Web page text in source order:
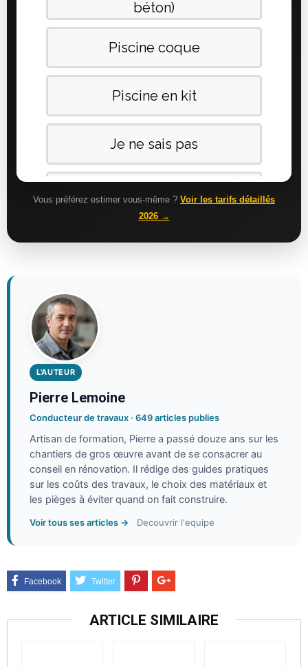
Vous préférez estimer vous-même ? Voir les tarifs détaillés
2026 →
L'AUTEUR
Pierre Lemoine
Conducteur de travaux · 649 articles publies
Artisan de formation, Pierre a passé douze ans sur les
chantiers de gros œuvre avant de se consacrer au
conseil en rénovation. Il rédige des guides pratiques
sur les coûts des travaux, le choix des matériaux et
les pièges à éviter quand on fait construire.
Voir tous ses articles → Decouvrir l'equipe
ARTICLE SIMILAIRE